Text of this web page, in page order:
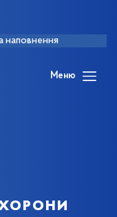
наповнення
Меню